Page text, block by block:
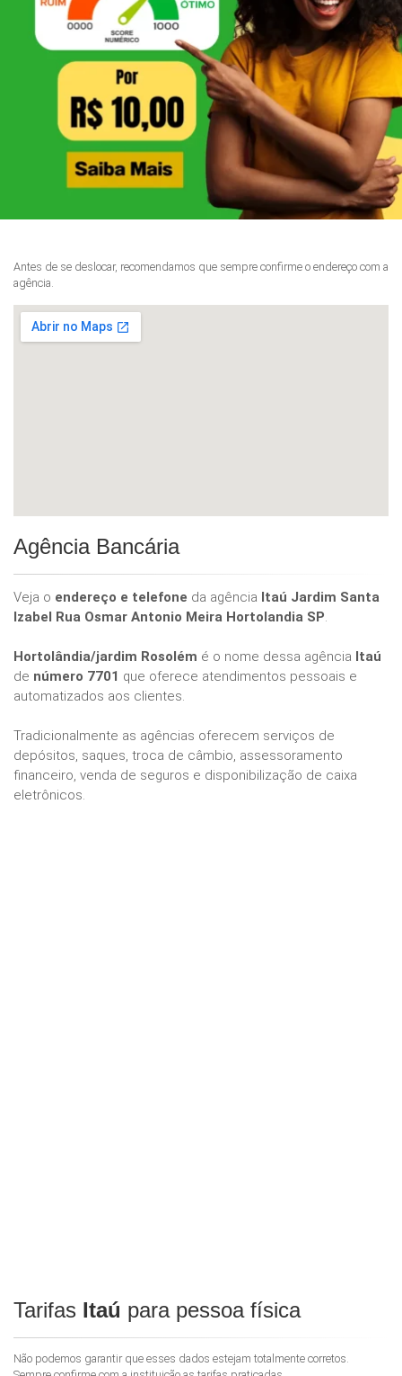
Antes de se deslocar, recomendamos que sempre confirme o endereço com a
agência.
Agência Bancária
Veja o endereço e telefone da agência Itaú Jardim Santa
Izabel Rua Osmar Antonio Meira Hortolandia SP.
Hortolândia/jardim Rosolém é o nome dessa agência Itaú
de número 7701 que oferece atendimentos pessoais e
automatizados aos clientes.
Tradicionalmente as agências oferecem serviços de
depósitos, saques, troca de câmbio, assessoramento
financeiro, venda de seguros e disponibilização de caixa
eletrônicos.
Tarifas Itaú para pessoa física
Não podemos garantir que esses dados estejam totalmente corretos.